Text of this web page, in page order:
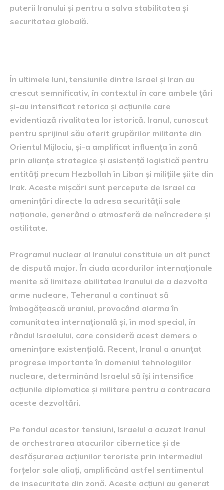
puterii Iranului și pentru a salva stabilitatea și
securitatea globală.
În ultimele luni, tensiunile dintre Israel și Iran au
crescut semnificativ, în contextul în care ambele țări
și-au intensificat retorica și acțiunile care
evidentiază rivalitatea lor istorică. Iranul, cunoscut
pentru sprijinul său oferit grupărilor militante din
Orientul Mijlociu, și-a amplificat influența în zonă
prin alianțe strategice și asistență logistică pentru
entități precum Hezbollah în Liban și milițiile șiite din
Irak. Aceste mișcări sunt percepute de Israel ca
amenințări directe la adresa securității sale
naționale, generând o atmosferă de neîncredere și
ostilitate.
Programul nuclear al Iranului constituie un alt punct
de dispută major. În ciuda acordurilor internaționale
menite să limiteze abilitatea Iranului de a dezvolta
arme nucleare, Teheranul a continuat să
îmbogățească uraniul, provocând alarma în
comunitatea internațională și, în mod special, în
rândul Israelului, care consideră acest demers o
amenințare existențială. Recent, Iranul a anunțat
progrese importante în domeniul tehnologiilor
nucleare, determinând Israelul să își intensifice
acțiunile diplomatice și militare pentru a contracara
aceste dezvoltări.
Pe fondul acestor tensiuni, Israelul a acuzat Iranul
de orchestrarea atacurilor cibernetice și de
desfășurarea acțiunilor teroriste prin intermediul
forțelor sale aliați, amplificând astfel sentimentul
de insecuritate din zonă. Aceste acțiuni au generat